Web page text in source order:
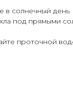
в солнечный день
под прямыми
проточной